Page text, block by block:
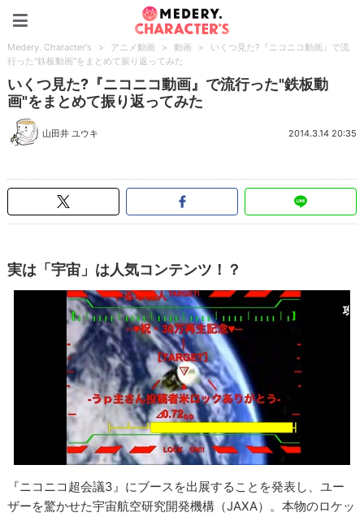
Medery. Character's > アニメ動画 > 動画 >
いくつ見た?『ニコニコ動画』で流
行った"鉄板動画"をまとめて振り返ってみた
いくつ見た?『ニコニコ動画』で流行った"鉄板動
画"をまとめて振り返ってみた
山田井 ユウキ 2014.3.14 20:35
実は「宇宙」は人気コンテンツ！？
『ニコニコ超会議3』にブースを出展することを発表し、ユー
ザーを驚かせた宇宙航空研究開発機構（JAXA）。本物のロケッ